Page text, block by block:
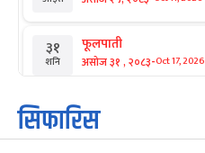
३१
शनि
फूलपाती
असोज ३१ , २०८३-Oct 17, 2026
१
आइत
कार्तिक सङ्क्रान्ति
कार्तिक १, २०८३
सिफारिस